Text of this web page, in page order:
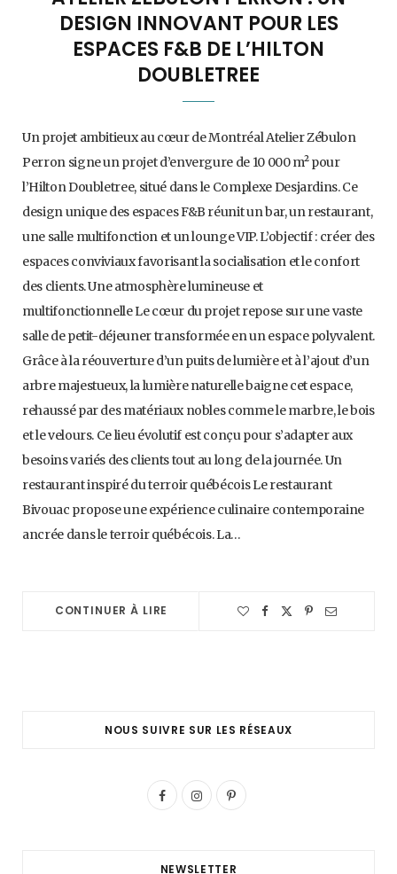
DESIGN INNOVANT POUR LES
ESPACES F&B DE L’HILTON
DOUBLETREE
Un projet ambitieux au cœur de Montréal Atelier Zébulon
Perron signe un projet d’envergure de 10 000 m² pour
l’Hilton Doubletree, situé dans le Complexe Desjardins. Ce
design unique des espaces F&B réunit un bar, un restaurant,
une salle multifonction et un lounge VIP. L’objectif : créer des
espaces conviviaux favorisant la socialisation et le confort
des clients. Une atmosphère lumineuse et
multifonctionnelle Le cœur du projet repose sur une vaste
salle de petit-déjeuner transformée en un espace polyvalent.
Grâce à la réouverture d’un puits de lumière et à l’ajout d’un
arbre majestueux, la lumière naturelle baigne cet espace,
rehaussé par des matériaux nobles comme le marbre, le bois
et le velours. Ce lieu évolutif est conçu pour s’adapter aux
besoins variés des clients tout au long de la journée. Un
restaurant inspiré du terroir québécois Le restaurant
Bivouac propose une expérience culinaire contemporaine
ancrée dans le terroir québécois. La…
CONTINUER À LIRE
NOUS SUIVRE SUR LES RÉSEAUX
F
I
P
NEWSLETTER